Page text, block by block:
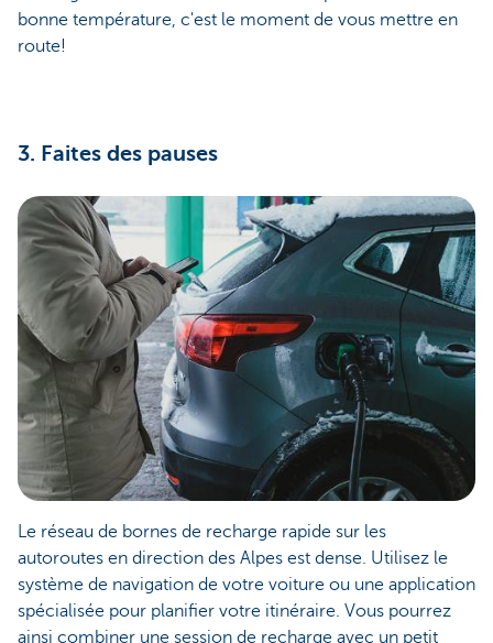
bonne température, c'est le moment de vous mettre en
route!
3. Faites des pauses
Le réseau de bornes de recharge rapide sur les
autoroutes en direction des Alpes est dense. Utilisez le
système de navigation de votre voiture ou une application
spécialisée pour planifier votre itinéraire. Vous pourrez
ainsi combiner une session de recharge avec un petit